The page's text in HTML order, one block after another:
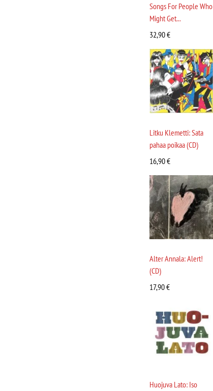
Songs For People Who
Might Get...
32,90€
Litku Klemetti: Sata
pahaa poikaa (CD)
16,90€
Alter Annala: Alert!
(CD)
17,90€
Huojuva Lato: Iso